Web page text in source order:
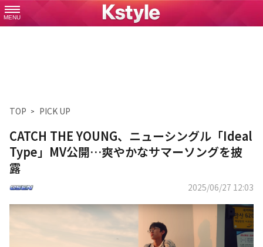
MENU
TOP PICK UP
CATCH THE YOUNG、ニューシングル「Ideal
Type」MV公開…爽やかなサマーソングを披
露
2025/06/27 12:03